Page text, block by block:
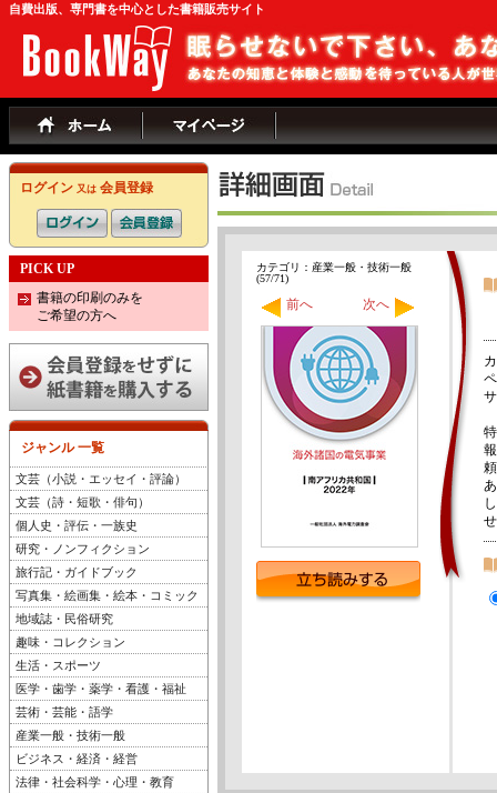
自費出版、専門書を中心とした書籍販売サイト
ログイン 又は 会員登録
PICK UP
書籍の印刷のみを
ご希望の方へ
ジャンル 一覧
文芸（小説・エッセイ・評論）
文芸（詩・短歌・俳句）
個人史・評伝・一族史
研究・ノンフィクション
旅行記・ガイドブック
写真集・絵画集・絵本・コミック
地域誌・民俗研究
趣味・コレクション
生活・スポーツ
医学・歯学・薬学・看護・福祉
芸術・芸能・語学
産業一般・技術一般
ビジネス・経済・経営
法律・社会科学・心理・教育
カテゴリ：産業一般・技術一般
(57/71)
前へ 次へ